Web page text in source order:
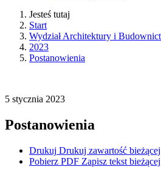
Jesteś tutaj
Start
Wydział Architektury i
2023
Postanowienia
5 stycznia 2023
Postanowienia
Drukuj Drukuj zawartość
Pobierz PDF Zapisz tekst